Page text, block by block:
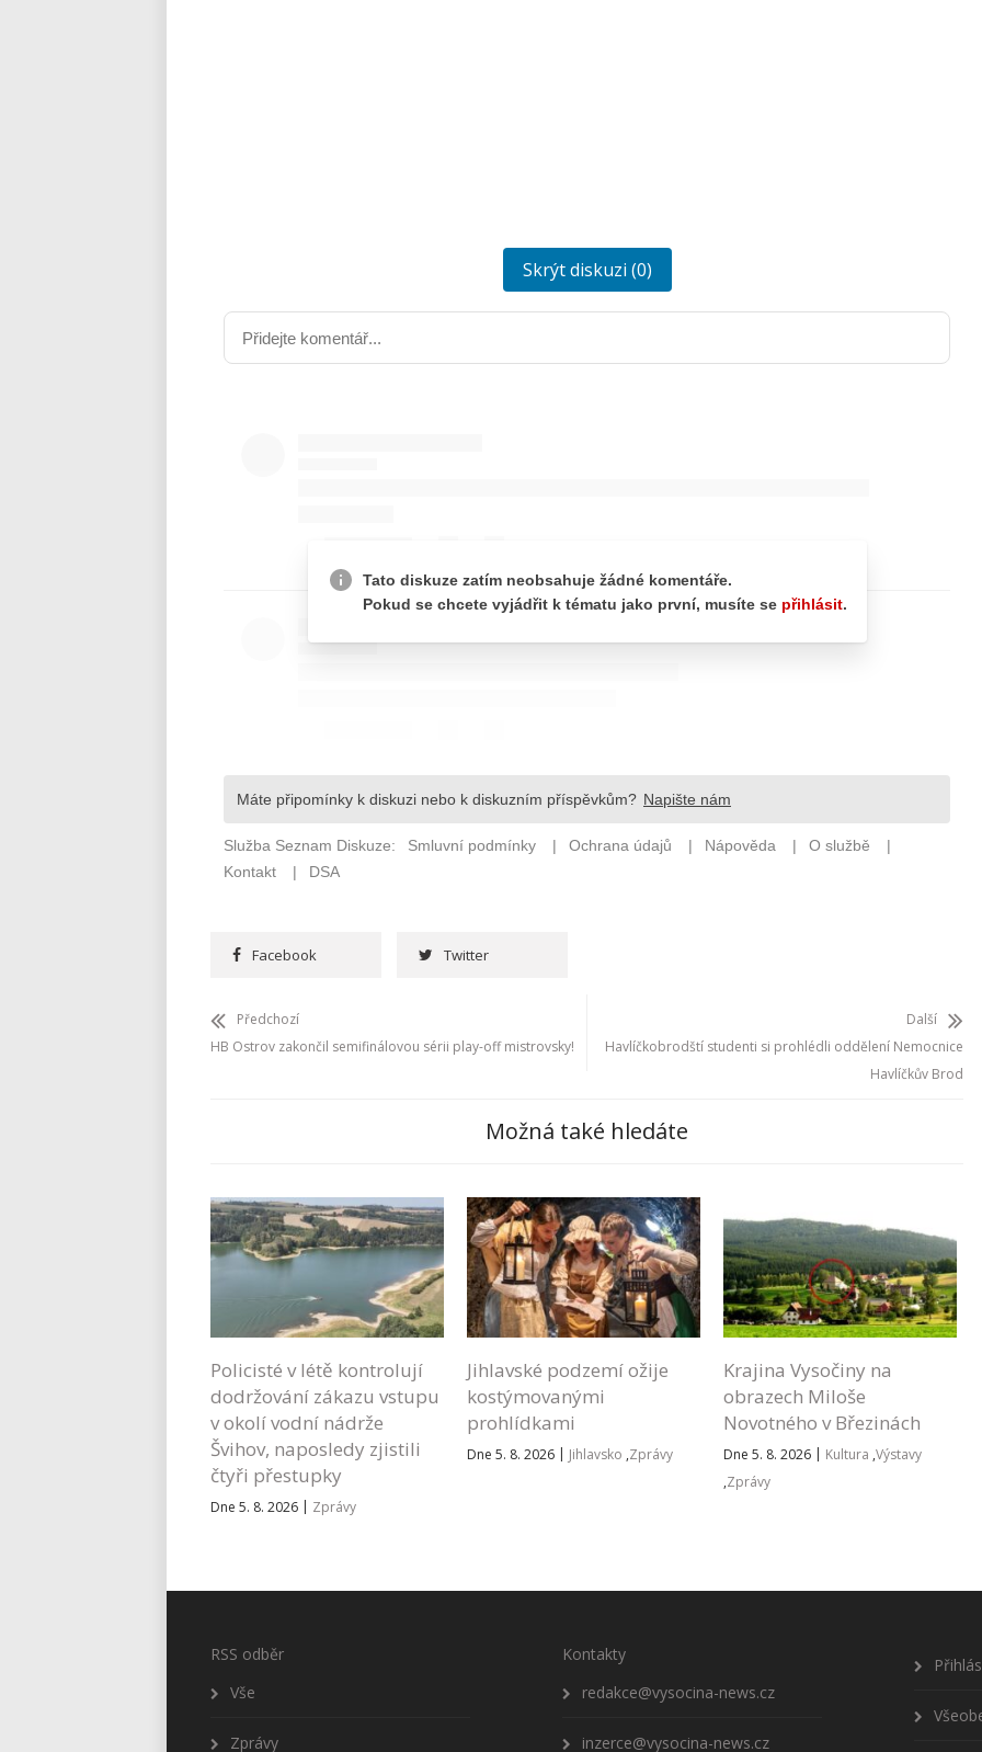
Skrýt diskuzi (0)
Facebook Twitter
Předchozí
HB Ostrov zakončil semifinálovou sérii play-off mistrovsky!
Další
Havlíčkobrodští studenti si prohlédli oddělení Nemocnice
Havlíčkův Brod
Možná také hledáte
Policisté v létě kontrolují
dodržování zákazu vstupu
v okolí vodní nádrže
Švihov, naposledy zjistili
čtyři přestupky
Dne 5. 8. 2026 | Zprávy
Jihlavské podzemí ožije
kostýmovanými
prohlídkami
Dne 5. 8. 2026 | Jihlavsko ,Zprávy
Krajina Vysočiny na
obrazech Miloše
Novotného v Březinách
Dne 5. 8. 2026 | Kultura ,Výstavy
,Zprávy
RSS odběr
Vše
Zprávy
Kontakty
redakce@vysocina-news.cz
inzerce@vysocina-news.cz